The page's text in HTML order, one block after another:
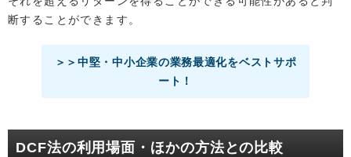
断することができます。
＞＞中堅・中小企業の業務最適化をベストサポ
ート！
DCF法の利用場面・ほかの方法との比較